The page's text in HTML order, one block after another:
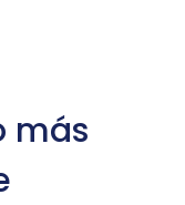
más